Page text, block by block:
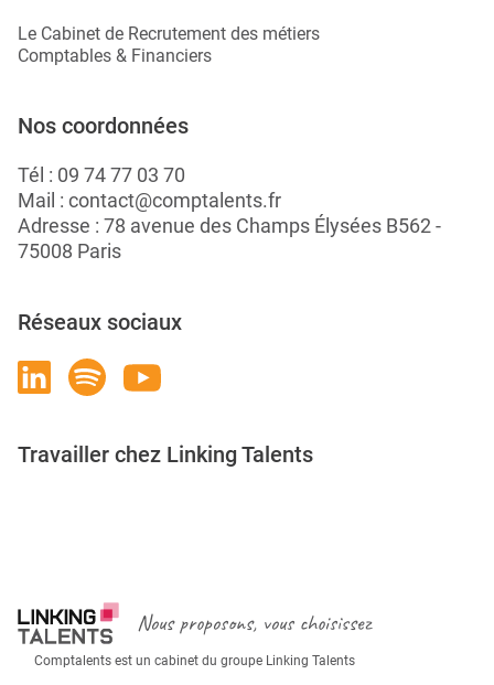
Le Cabinet de Recrutement des métiers
Comptables & Financiers
Nos coordonnées
Tél : 09 74 77 03 70
Mail : contact@comptalents.fr
Adresse : 78 avenue des Champs Élysées B562 -
75008 Paris
Réseaux sociaux
Travailler chez Linking Talents
Nous proposons, vous choisissez
Comptalents est un cabinet du groupe Linking Talents